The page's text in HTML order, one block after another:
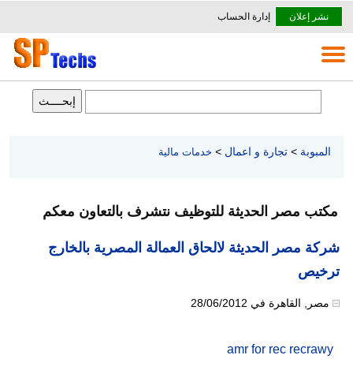
نشر إعلان إدارة الحساب
المبوبة > تجارة و اعمال > خدمات مالية
مكتب مصر الحديثة للتوظيف نتشرف بالتعاون معكم
شركة مصر الحديثة لالحاق العمالة المصرية بالخارج
ترخيص
مصر القاهرة في 28/06/2012
amr for rec recrawy